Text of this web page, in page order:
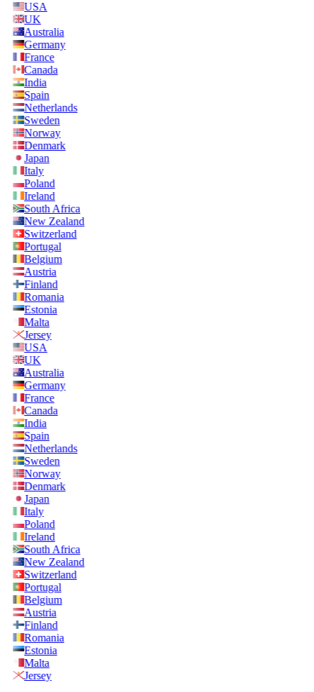
USA
UK
Australia
Germany
France
Canada
India
Spain
Netherlands
Sweden
Norway
Denmark
Japan
Italy
Poland
Ireland
South Africa
New Zealand
Switzerland
Portugal
Belgium
Austria
Finland
Romania
Estonia
Malta
Jersey
USA
UK
Australia
Germany
France
Canada
India
Spain
Netherlands
Sweden
Norway
Denmark
Japan
Italy
Poland
Ireland
South Africa
New Zealand
Switzerland
Portugal
Belgium
Austria
Finland
Romania
Estonia
Malta
Jersey